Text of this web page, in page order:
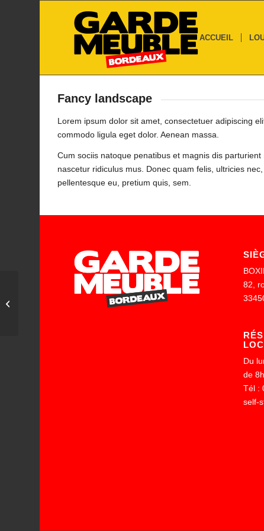
ACCUEIL
Fancy landscape
Lorem ipsum dolor sit amet, consectetuer adipiscing
commodo ligula eget dolor. Aenean massa.
Cum sociis natoque penatibus et magnis dis parturient
nascetur ridiculus mus. Donec quam felis, ultricies nec,
pellentesque eu, pretium quis, sem.
82,
Du
de
Tél :
self-